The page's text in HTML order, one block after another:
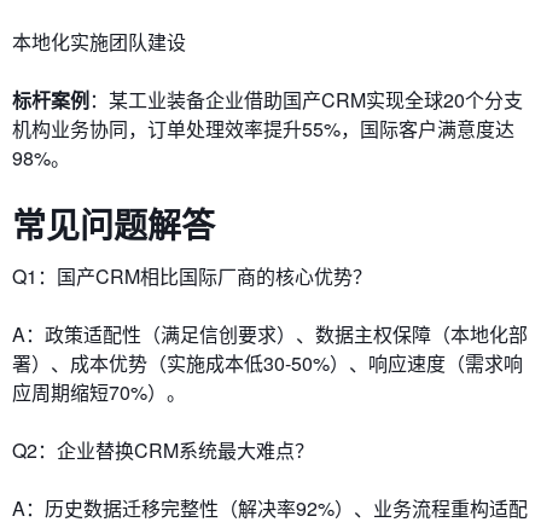
本地化实施团队建设
标杆案例：某工业装备企业借助国产CRM实现全球20个分支
机构业务协同，订单处理效率提升55%，国际客户满意度达
98%。
常见问题解答
Q1：国产CRM相比国际厂商的核心优势？
A：政策适配性（满足信创要求）、数据主权保障（本地化部
署）、成本优势（实施成本低30-50%）、响应速度（需求响
应周期缩短70%）。
Q2：企业替换CRM系统最大难点？
A：历史数据迁移完整性（解决率92%）、业务流程重构适配